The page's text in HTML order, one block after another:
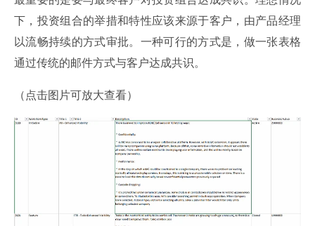
下，投资组合的举措和特性应该来源于客户，由产品经理
以流畅持续的方式审批。一种可行的方式是，做一张表格
通过传统的邮件方式与客户达成共识。
（点击图片可放大查看）